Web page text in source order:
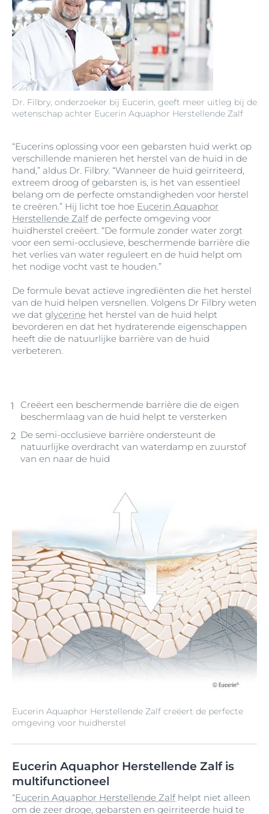
Dr. Filbry, onderzoeker bij Eucerin, geeft meer uitleg bij de
wetenschap achter Eucerin Aquaphor Herstellende Zalf
“Eucerins oplossing voor een gebarsten huid werkt op
verschillende manieren het herstel van de huid in de
hand,” aldus Dr. Filbry. “Wanneer de huid geïrriteerd,
extreem droog of gebarsten is, is het van essentieel
belang om de perfecte omstandigheden voor herstel
te creëren.” Hij licht toe hoe Eucerin Aquaphor
Herstellende Zalfde perfecte omgeving voor
huidherstel creëert. “De formule zonder water zorgt
voor een semi-occlusieve, beschermende barrière die
het verlies van water reguleert en de huid helpt om
het nodige vocht vast te houden.”
De formule bevat actieve ingrediënten die het herstel
van de huid helpen versnellen. Volgens Dr Filbry weten
we dat glycerine het herstel van de huid helpt
bevorderen en dat het hydraterende eigenschappen
heeft die de natuurlijke barrière van de huid
verbeteren.
Creëert een beschermende barrière die de eigen
beschermlaag van de huid helpt te versterken
De semi-occlusieve barrière ondersteunt de
natuurlijke overdracht van waterdamp en zuurstof
van en naar de huid
Eucerin Aquaphor Herstellende Zalf creëert de perfecte
omgeving voor huidherstel
Eucerin Aquaphor Herstellende Zalf is
multifunctioneel
“Eucerin Aquaphor Herstellende Zalfhelpt niet alleen
om de zeer droge, gebarsten en geïrriteerde huid te